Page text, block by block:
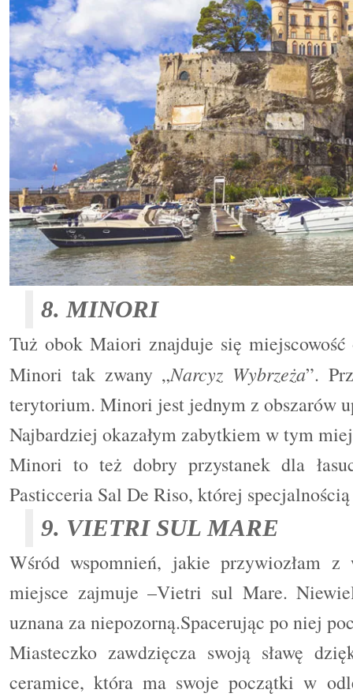
8. MINORI
Tuż obok Maiori znajduje się
Minori tak zwany „Narcyz Wybrzeża”.
terytorium. Minori jest jednym z obszarów
Najbardziej okazałym zabytkiem w tym
Minori to też dobry przystanek dla
Pasticceria Sal De Riso, której
9. VIETRI SUL MARE
Wśród wspomnień, jakie przywiozłam z
miejsce zajmuje –Vietri sul Mare.
uznana za niepozorną.Spacerując po niej
Miasteczko zawdzięcza swoją sławę
ceramice, która ma swoje początki w